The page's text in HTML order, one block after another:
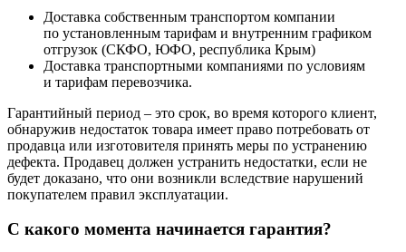
Доставка собственным транспортом компании
по установленным тарифам и внутренним графиком
отгрузок (СКФО, ЮФО, республика Крым)
Доставка транспортными компаниями по условиям
и тарифам перевозчика.
Гарантийный период – это срок, во время которого клиент,
обнаружив недостаток товара имеет право потребовать от
продавца или изготовителя принять меры по устранению
дефекта. Продавец должен устранить недостатки, если не
будет доказано, что они возникли вследствие нарушений
покупателем правил эксплуатации.
С какого момента начинается гарантия?